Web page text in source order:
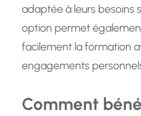
adaptée à leurs besoins
option permet
facilement la formation
engagements
Comment